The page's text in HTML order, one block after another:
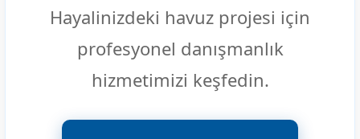
Hayalinizdeki havuz projesi için
profesyonel danışmanlık
hizmetimizi keşfedin.